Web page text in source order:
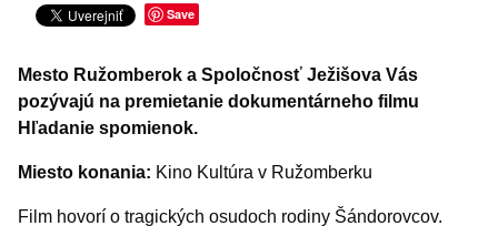
Turistika
Iné podujatia
Save
Mesto Ružomberok a Spoločnosť Ježišova Vás
pozývajú na premietanie dokumentárneho filmu
Hľadanie spomienok.
Miesto konania: Kino Kultúra v Ružomberku
Film hovorí o tragických osudoch rodiny Šándorovcov.